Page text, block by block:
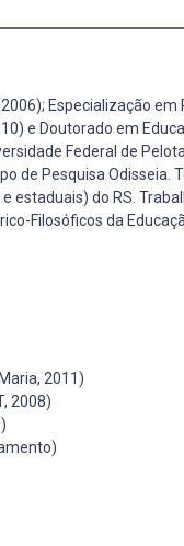
Especialização em
e Doutorado em
Federal de
de Pesquisa
estaduais) do RS.
Filosóficos da
2011)
2008)